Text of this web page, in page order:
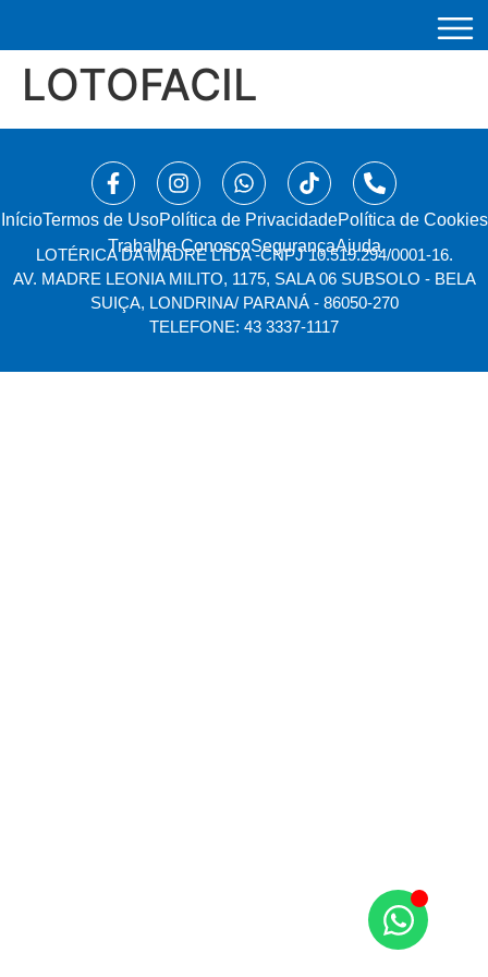
LOTOFACIL
Início⁠Termos de UsoPolítica de PrivacidadePolítica de Cookies
Trabalhe ConoscoSegurançaAjuda
LOTÉRICA DA MADRE LTDA -CNPJ 10.519.294/0001-16.
AV. MADRE LEONIA MILITO, 1175, SALA 06 SUBSOLO - BELA
SUIÇA, LONDRINA/ PARANÁ - 86050-270
TELEFONE: 43 3337-1117